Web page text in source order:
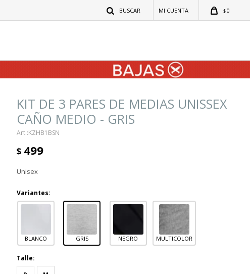
$0
KIT DE 3 PARES DE MEDIAS UNISSEX
CAÑO MEDIO - GRIS
KZHB1BSN
$ 499
Unisex
Variantes:
BLANCO GRIS NEGRO MULTICOLOR
Talle: